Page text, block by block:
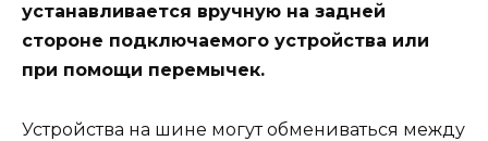
устанавливается вручную на задней
стороне подключаемого устройства или
при помощи перемычек.
Устройства на шине могут обмениваться между